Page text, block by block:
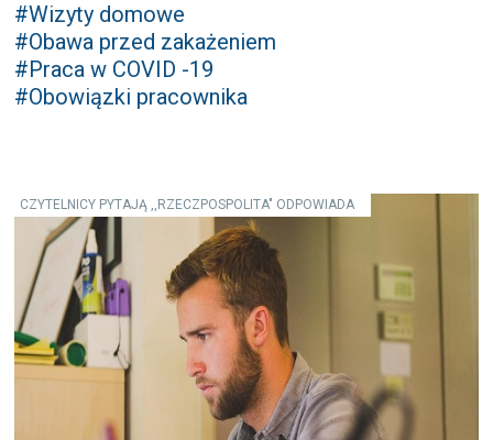
#Wizyty domowe
#Obawa przed zakażeniem
#Praca w COVID -19
#Obowiązki pracownika
CZYTELNICY PYTAJĄ ,,RZECZPOSPOLITA" ODPOWIADA